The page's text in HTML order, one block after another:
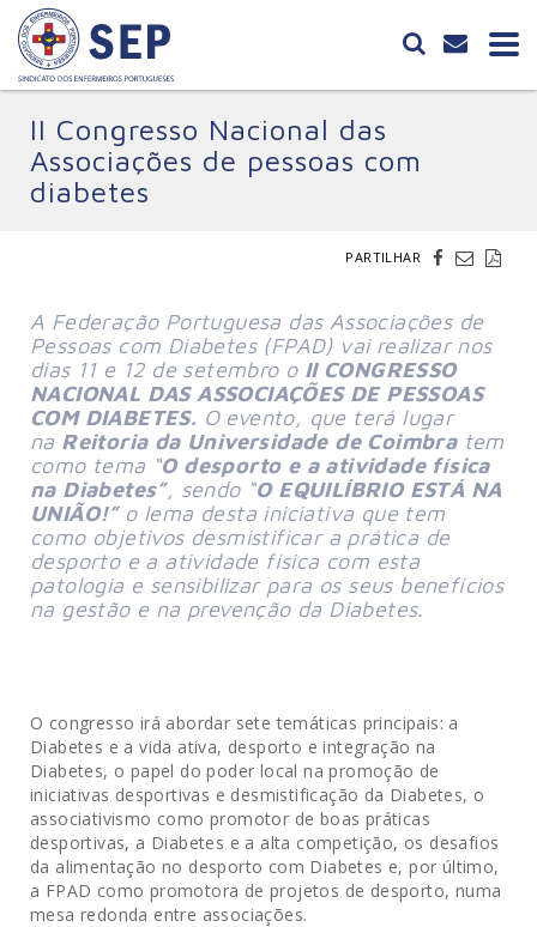
II Congresso Nacional das
Associações de pessoas com
diabetes
PARTILHAR
A Federação Portuguesa das Associações de
Pessoas com Diabetes (FPAD) vai realizar nos
dias 11 e 12 de setembro o II CONGRESSO
NACIONAL DAS ASSOCIAÇÕES DE PESSOAS
COM DIABETES. O evento, que terá lugar
na Reitoria da Universidade de Coimbra tem
como tema “O desporto e a atividade física
na Diabetes”, sendo “O EQUILÍBRIO ESTÁ NA
UNIÃO!”o lema desta iniciativa que tem
como objetivos desmistificar a prática de
desporto e a atividade física com esta
patologia e sensibilizar para os seus benefícios
na gestão e na prevenção da Diabetes.
O congresso irá abordar sete temáticas principais: a
Diabetes e a vida ativa, desporto e integração na
Diabetes, o papel do poder local na promoção de
iniciativas desportivas e desmistificação da Diabetes, o
associativismo como promotor de boas práticas
desportivas, a Diabetes e a alta competição, os desafios
da alimentação no desporto com Diabetes e, por último,
a FPAD como promotora de projetos de desporto, numa
mesa redonda entre associações.